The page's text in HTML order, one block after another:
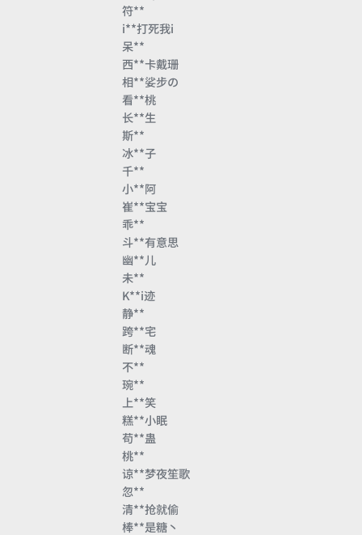
符**
i**打死我i
呆**
西**卡戴珊
相**娑步の
看**桃
长**生
斯**
冰**子
千**
小**阿
崔**宝宝
乖**
斗**有意思
幽**儿
未**
K**i迹
静**
跨**宅
断**魂
不**
琬**
上**笑
糕**小眠
苟**蛊
桃**
谅**梦夜笙歌
忽**
清**抢就偷
棒**是糖丶